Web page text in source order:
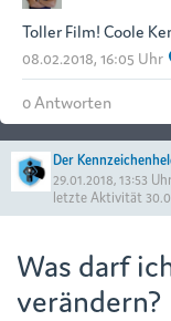
Toller Film! Coole
08.02.2018, 16:05 Uhr
0Antworten
Der
29.01.2018, 13:53 Uhr
letzte Aktivität
Was darf
verändern?